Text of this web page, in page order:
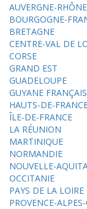
AUVERGNE-
BOURGOGNE-
BRETAGNE
CENTRE-VAL DE
CORSE
GRAND EST
GUADELOUPE
GUYANE
HAUTS-DE-
ÎLE-DE-FRANCE
LA RÉUNION
MARTINIQUE
NORMANDIE
NOUVELLE-
OCCITANIE
PAYS DE LA LOIRE
PROVENCE-